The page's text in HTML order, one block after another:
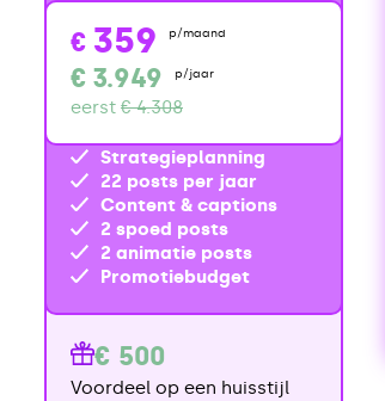
€ 359 p/maand
€ 3.949 p/jaar
eerst € 4.308
Strategieplanning
22 posts per jaar
Content & captions
2 spoed posts
2 animatie posts
Promotiebudget
€ 500
Voordeel op een huisstijl